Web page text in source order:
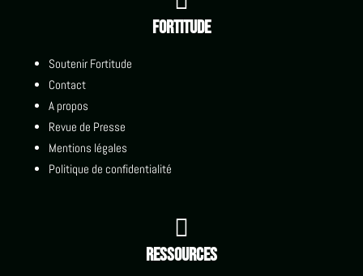
Fortitude
Soutenir Fortitude
Contact
A propos
Revue de Presse
Mentions légales
Politique de confidentialité

Ressources